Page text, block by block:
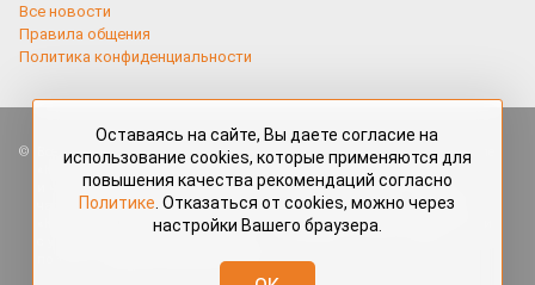
Все новости
Правила общения
Политика конфиденциальности
Все права защищены. Любые материалы, размещённые на портале
«Красраб.ру» сотрудниками редакции, нештатными авторами
и читателями, являются объектами авторского права. Полное или
частичное использование материалов, размещённых на портале
«Красраб.ру», допускается только с письменного согласия редакции
redaktor@krasrab.krsn.ru.
Оставаясь на сайте, Вы даете согласие на
использование cookies, которые применяются для
повышения качества рекомендаций согласно
Политике . Отказаться от cookies, можно через
настройки Вашего браузера.